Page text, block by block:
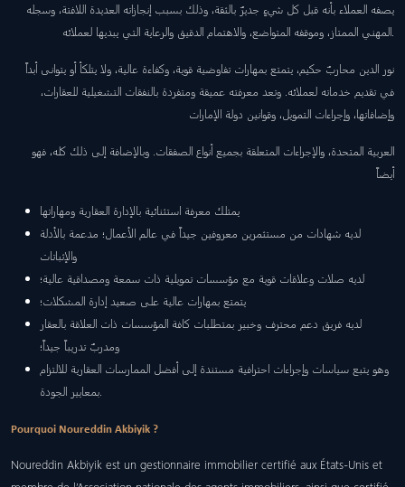
يصفه العملاء بأنه قبل كل شيءٍ جديرٌ بالثقة، وذلك بسبب إنجازاته العديدة اللافتة، وسجله
المهني الممتاز، وموقفه المتواضع، والاهتمام الدقيق والرعاية التي يبديها لعملائه.
نور الدين محاربٌ حكيم، يتمتع بمهارات تفاوضية قوية، وكفاءة عالية، ولا يتلكأ أو يتوانى أبداً
في تقديم خدماته لعملائه. وتعد معرفته عميقة ومتفردة بالنفقات التشغيلية للعقارات،
وإضافاتها، وإجراءات التمويل، وقوانين دولة الإمارات
العربية المتحدة، والإجراءات المتعلقة بجميع أنواع الصفقات. وبالإضافة إلى ذلك كله، فهو
أيضاً
يمتلك معرفة استثنائية بالإدارة العقارية ومهاراتها
لديه شهادات من مستثمرين معروفين جيداً في عالم الأعمال؛ مدعمة بالأدلة
والإثباتات
لديه صلات وعلاقات قوية مع مؤسسات تمويلية ذات سمعة ومصداقية عالية؛
يتمتع بمهارات عالية على صعيد إدارة المشكلات؛
لديه فريق دعم محترف وخبير بمتطلبات كافة المؤسسات ذات العلاقة بالعقار
ومدربٌ تدريباً جيداً؛
وهو يتبع سياسات وإجراءات احترافية مستندة إلى أفضل الممارسات العقارية للالتزام
بمعايير الجودة.
Pourquoi Noureddin Akbiyik ?
Noureddin Akbiyik est un gestionnaire immobilier certifié aux États-Unis et